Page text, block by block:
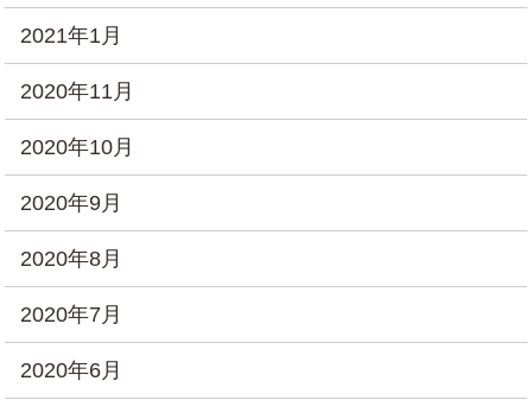
2021年1月
2020年11月
2020年10月
2020年9月
2020年8月
2020年7月
2020年6月